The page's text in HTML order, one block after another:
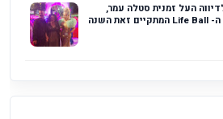
העל זמנית סטלה עמר,
שמלה ייחודית לאירועי נשף ה- Life Ball המתקיים זאת השנה